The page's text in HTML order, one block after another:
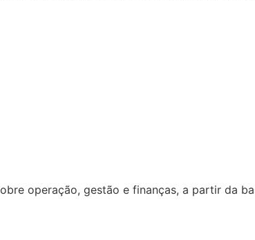
operação, gestão e finanças, a partir da